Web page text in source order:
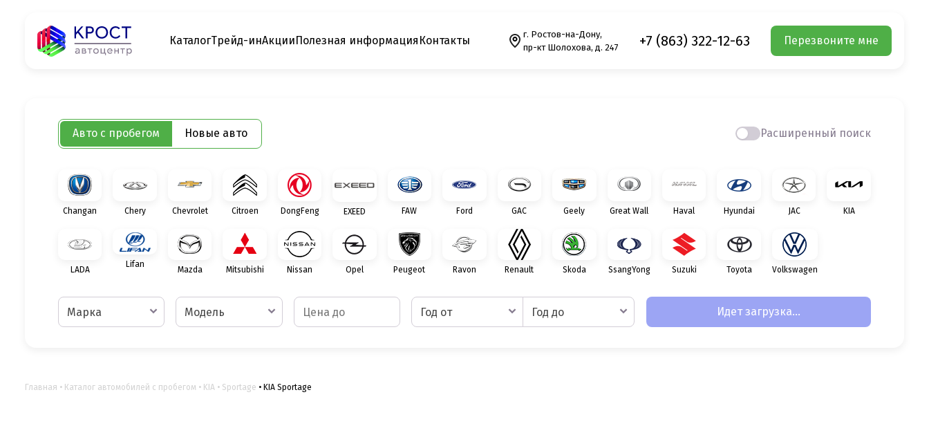
КаталогТрейд-инАкцииПолезная информация Контакты
г. Ростов-на-Дону,
пр-кт Шолохова, д. 247
+7 (863) 322-12-63 Перезвоните мне
Авто с пробегом Новые авто Расширенный поиск
Changan Chery Chevrolet Citroen DongFeng EXEED FAW Ford GAC Geely Great Wall Haval Hyundai JAC KIA
LADA
Lifan
Mazda Mitsubishi Nissan Opel Peugeot Ravon Renault Skoda SsangYong Suzuki Toyota Volkswagen
Марка Модель Год от Год до Идет загрузка...
Главная Каталог автомобилей с пробегом KIA Sportage KIA Sportage